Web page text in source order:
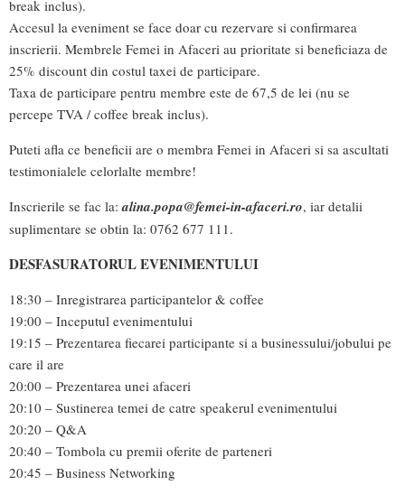
break inclus).
Accesul la eveniment se face doar cu rezervare si confirmarea
inscrierii. Membrele Femei in Afaceri au prioritate si beneficiaza de
25% discount din costul taxei de participare.
Taxa de participare pentru membre este de 67,5 de lei (nu se
percepe TVA / coffee break inclus).
Puteti afla ce beneficii are o membra Femei in Afaceri si sa ascultati
testimonialele celorlalte membre!
Inscrierile se fac la:alina.popa@femei-in-afaceri.ro, iar detalii
suplimentare se obtin la: 0762 677 111.
DESFASURATORUL EVENIMENTULUI
18:30 – Inregistrarea participantelor & coffee
19:00 – Inceputul evenimentului
19:15 – Prezentarea fiecarei participante si a businessului/jobului pe
care il are
20:00 – Prezentarea unei afaceri
20:10 – Sustinerea temei de catre speakerul evenimentului
20:20 – Q&A
20:40 – Tombola cu premii oferite de parteneri
20:45 – Business Networking